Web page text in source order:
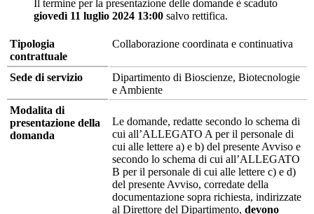
Il termine per la presentazione delle domande è scaduto
giovedì 11 luglio 2024 13:00 salvo rettifica.
Tipologia
contrattuale
Collaborazione coordinata e continuativa
Sede di servizio
Dipartimento di Bioscienze, Biotecnologie
e Ambiente
Modalita di
presentazione della
domanda
Le domande, redatte secondo lo schema di
cui all’ALLEGATO A per il personale di
cui alle lettere a) e b) del presente Avviso e
secondo lo schema di cui all’ALLEGATO
B per il personale di cui alle lettere c) e d)
del presente Avviso, corredate della
documentazione sopra richiesta, indirizzate
al Direttore del Dipartimento, devono